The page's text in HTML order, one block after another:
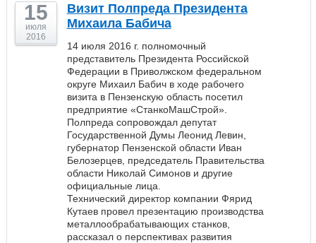
15
июля
2016
Визит Полпреда Президента
Михаила Бабича
14 июля 2016 г. полномочный
представитель Президента Российской
Федерации в Приволжском федеральном
округе Михаил Бабич в ходе рабочего
визита в Пензенскую область посетил
предприятие «СтанкоМашСтрой».
Полпреда сопровождал депутат
Государственной Думы Леонид Левин,
губернатор Пензенской области Иван
Белозерцев, председатель Правительства
области Николай Симонов и другие
официальные лица.
Технический директор компании Фярид
Кутаев провел презентацию производства
металлообрабатывающих станков,
рассказал о перспективах развития